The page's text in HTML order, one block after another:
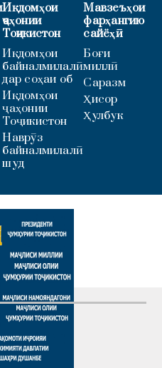
Иқдомҳои
ҷаҳонии
Тоҷикистон
Иқдомҳои
байналмилалӣ
дар соҳаи об
Иқдомҳои
ҷаҳонии
Тоҷикистон
Наврӯз
байналмилалӣ
шуд
Мавзеъҳои
фарҳангию
сайёҳӣ
Боғи
миллӣ
Саразм
Ҳисор
Ҳулбук